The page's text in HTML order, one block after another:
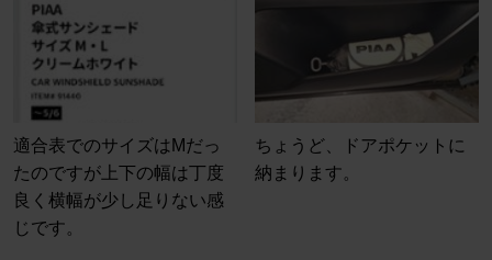
適合表でのサイズはMだっ
たのですが上下の幅は丁度
良く横幅が少し足りない感
じです。
ちょうど、ドアポケットに
納まります。